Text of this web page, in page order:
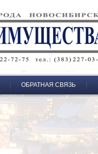
ОБРАТНАЯ СВЯЗЬ